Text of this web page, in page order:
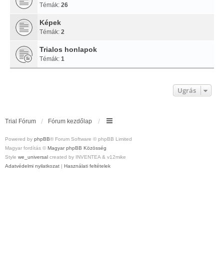
Témák: 26
Képek
Témák: 2
Trialos honlapok
Témák: 1
Ugrás
Trial Fórum Fórum kezdőlap
Powered by phpBB® Forum Software © phpBB Limited
Magyar fordítás © Magyar phpBB Közösség
Style we_universal created by INVENTEA & v12mike
Adatvédelmi nyilatkozat | Használati feltételek